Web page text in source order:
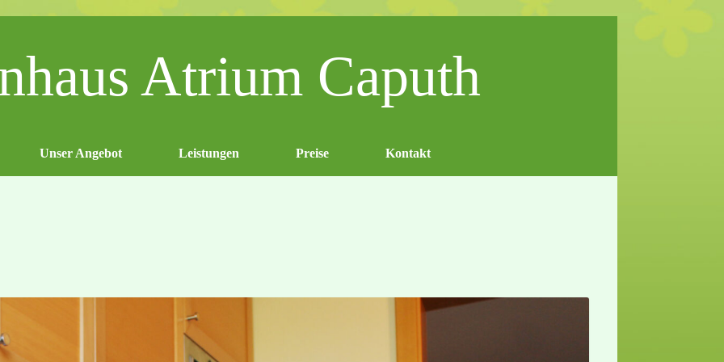
Atrium Caputh
Unser Angebot Leistungen Preise Kontakt